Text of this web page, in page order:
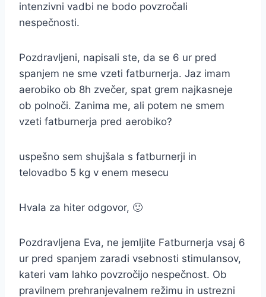
intenzivni vadbi ne bodo povzročali
nespečnosti.
Pozdravljeni, napisali ste, da se 6 ur pred
spanjem ne sme vzeti fatburnerja. Jaz imam
aerobiko ob 8h zvečer, spat grem najkasneje
ob polnoči. Zanima me, ali potem ne smem
vzeti fatburnerja pred aerobiko?
uspešno sem shujšala s fatburnerji in
telovadbo 5 kg v enem mesecu
Hvala za hiter odgovor, 🙂
Pozdravljena Eva, ne jemljite Fatburnerja vsaj 6
ur pred spanjem zaradi vsebnosti stimulansov,
kateri vam lahko povzročijo nespečnost. Ob
pravilnem prehranjevalnem režimu in ustrezni